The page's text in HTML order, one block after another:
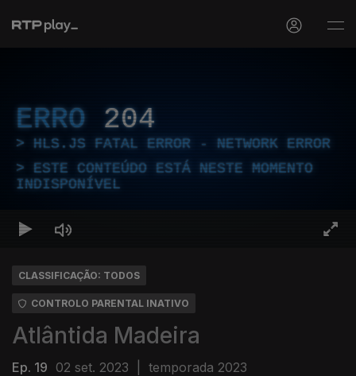
ERRO 204
HLS.JS FATAL ERROR - NETWORK ERROR
ESTE CONTEÚDO ESTÁ NESTE MOMENTO
INDISPONÍVEL
CLASSIFICAÇÃO: TODOS
CONTROLO PARENTAL INATIVO
Atlântida Madeira
Ep. 19 02 set. 2023 temporada 2023